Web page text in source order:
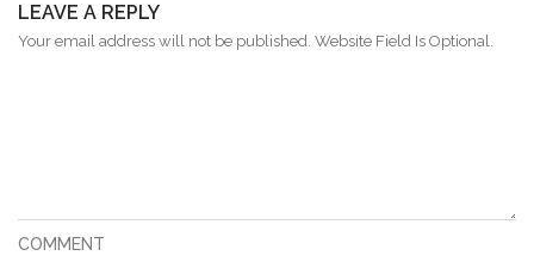
LEAVE A REPLY
Your email address will not be published. Website Field Is Optional.
COMMENT